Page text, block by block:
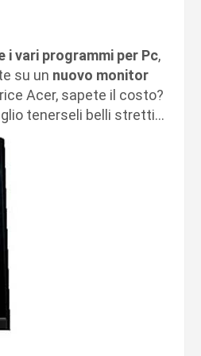
vari programmi per Pc,
su un nuovo monitor
Acer, sapete il costo?
tenerseli belli stretti…